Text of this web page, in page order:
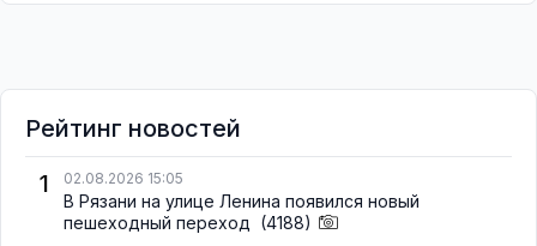
Рейтинг новостей
1
02.08.2026 15:05
В Рязани на улице Ленина появился новый
пешеходный переход (4188)